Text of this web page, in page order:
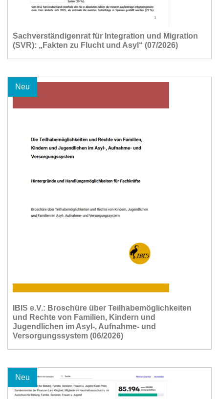
Sachverständigenrat für Integration und Migration
(SVR): „Fakten zu Flucht und Asyl“ (07/2026)
Neu
IBIS e.V.: Broschüre über Teilhabemöglichkeiten
und Rechte von Familien, Kindern und
Jugendlichen im Asyl-, Aufnahme- und
Versorgungssystem (06/2026)
Neu